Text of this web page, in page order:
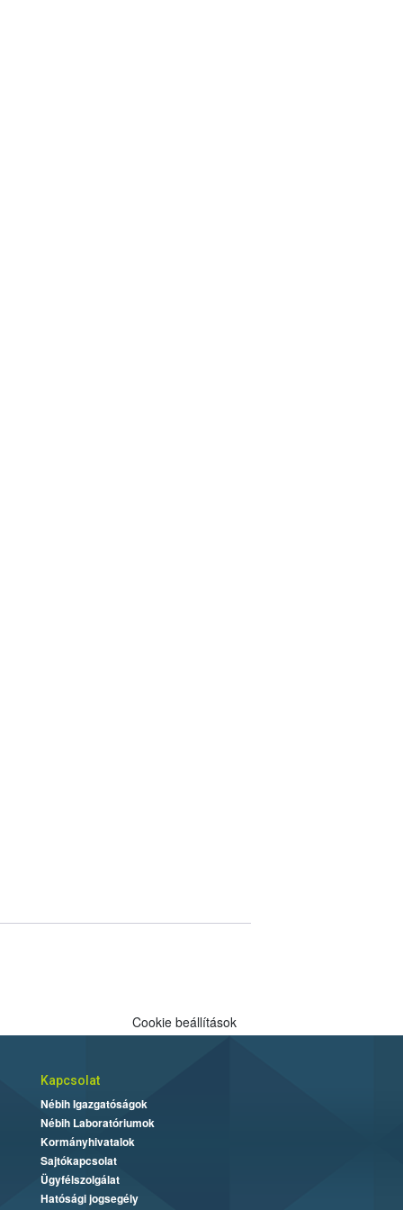
Cookie beállítások
Kapcsolat
Nébih Igazgatóságok
Nébih Laboratóriumok
Kormányhivatalok
Sajtókapcsolat
Ügyfélszolgálat
Hatósági jogsegély